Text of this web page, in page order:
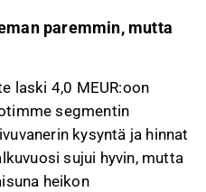
paremmin, mutta
laski 4,0 MEUR:oon
segmentin
kysyntä ja hinnat
sujui hyvin, mutta
heikon